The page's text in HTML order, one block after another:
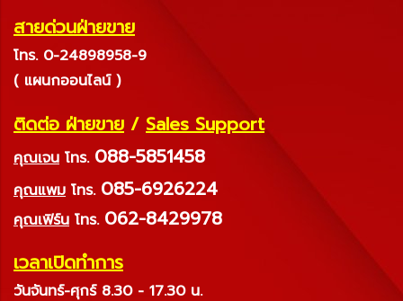
สายด่วนฝ่ายขาย
โทร. 0-24898958-9
( แผนกออนไลน์ )
ติดต่อ ฝ่ายขาย / Sales Support
คุณเจน โทร. 088-5851458
คุณแพม โทร. 085-6926224
คุณเฟิร์น โทร. 062-8429978
เวลาเปิดทำการ
วันจันทร์-ศุกร์ 8.30 - 17.30 น.